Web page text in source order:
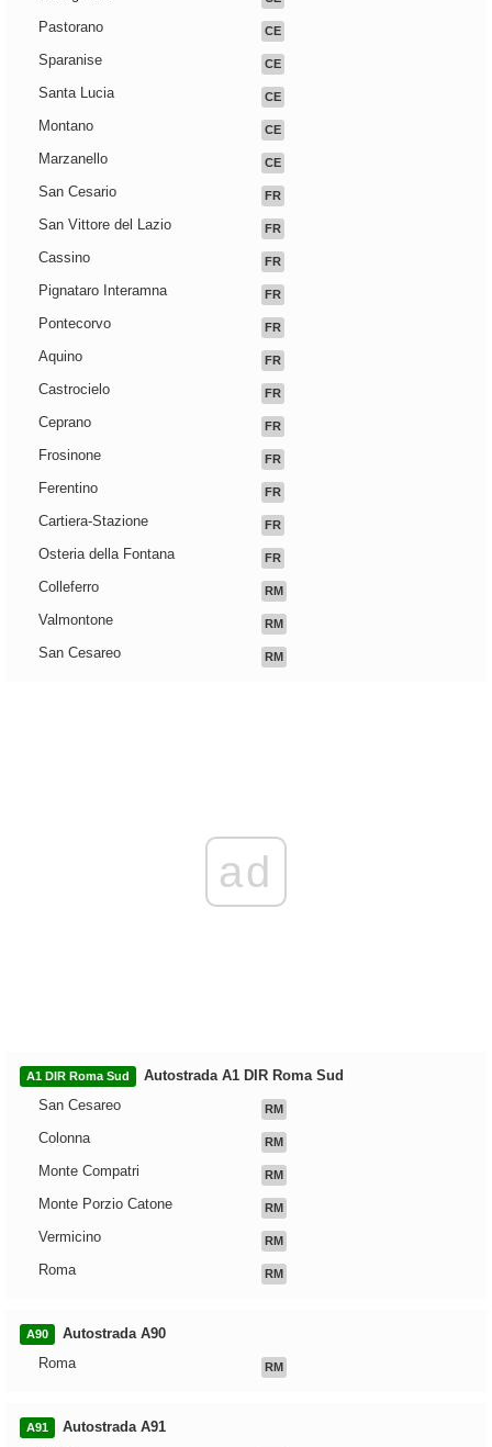
Pastorano CE
Sparanise CE
Santa Lucia CE
Montano CE
Marzanello CE
San Cesario FR
San Vittore del Lazio FR
Cassino FR
Pignataro Interamna FR
Pontecorvo FR
Aquino FR
Castrocielo FR
Ceprano FR
Frosinone FR
Ferentino FR
Cartiera-Stazione FR
Osteria della Fontana FR
Colleferro RM
Valmontone RM
San Cesareo RM
ad
A1 DIR Roma Sud
Autostrada A1 DIR Roma Sud
San Cesareo
RM
Colonna RM
Monte Compatri RM
Monte Porzio Catone RM
Vermicino RM
Roma RM
A90
Autostrada A90
Roma
RM
A91
Autostrada A91